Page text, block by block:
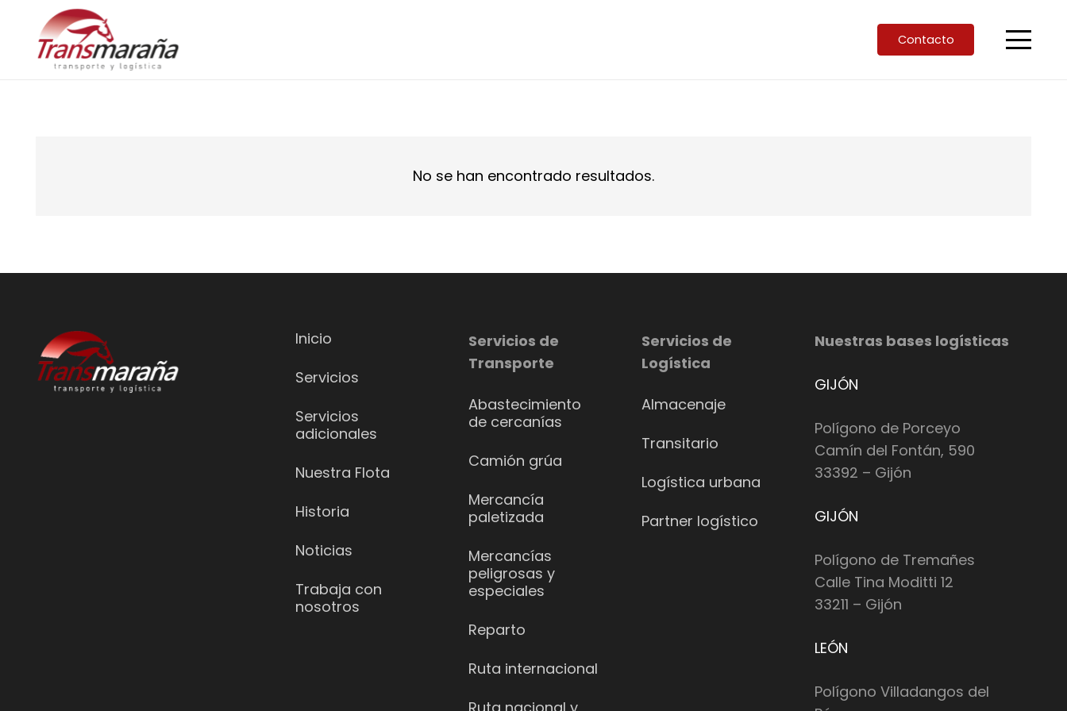
Contacto
No se han encontrado resultados.
Inicio
Servicios
Servicios
adicionales
Nuestra Flota
Historia
Noticias
Trabaja con
nosotros
Servicios de
Transporte
Abastecimiento
de cercanías
Camión grúa
Mercancía
paletizada
Mercancías
peligrosas y
especiales
Reparto
Ruta internacional
Servicios de
Logística
Almacenaje
Transitario
Logística urbana
Partner logístico
Nuestras bases logísticas
GIJÓN
Polígono de Porceyo
Camín del Fontán, 590
33392 – Gijón
GIJÓN
Polígono de Tremañes
Calle Tina Moditti 12
33211 – Gijón
LEÓN
Polígono Villadangos del